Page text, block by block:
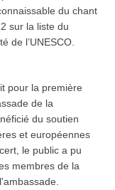
du chant
sur la liste du
de l’UNESCO.
pour la première
de la
du soutien
et européennes
le public a pu
membres de la